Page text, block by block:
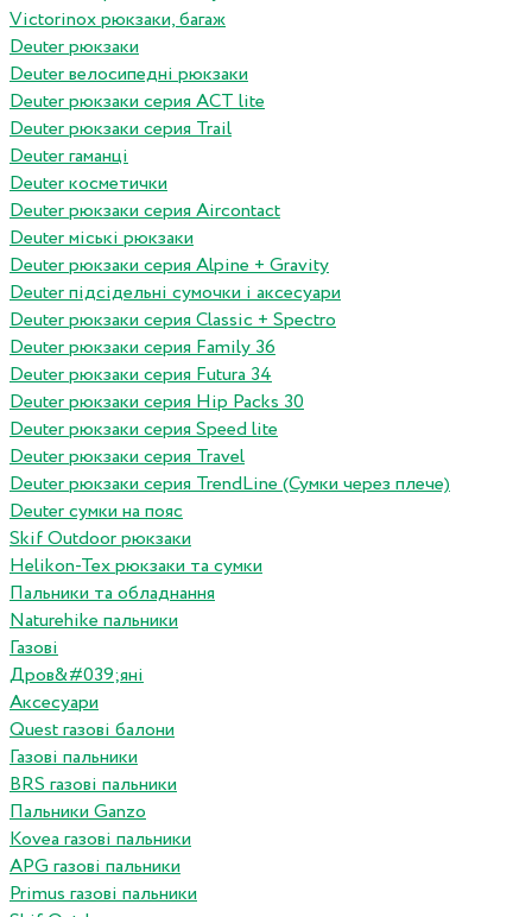
Victorinox рюкзаки, багаж
Deuter рюкзаки
Deuter велосипедні рюкзаки
Deuter рюкзаки серия ACT lite
Deuter рюкзаки серия Trail
Deuter гаманці
Deuter косметички
Deuter рюкзаки серия Aircontact
Deuter міські рюкзаки
Deuter рюкзаки серия Alpine + Gravity
Deuter підсідельні сумочки і аксесуари
Deuter рюкзаки серия Classic + Spectro
Deuter рюкзаки серия Family 36
Deuter рюкзаки серия Futura 34
Deuter рюкзаки серия Hip Packs 30
Deuter рюкзаки серия Speed lite
Deuter рюкзаки серия Travel
Deuter рюкзаки серия TrendLine (Сумки через плече)
Deuter сумки на пояс
Skif Outdoor рюкзаки
Helikon-Tex рюкзаки та сумки
Пальники та обладнання
Naturehike пальники
Газові
Дров&#039;яні
Аксесуари
Quest газові балони
Газові пальники
BRS газові пальники
Пальники Ganzo
Kovea газові пальники
APG газові пальники
Primus газові пальники